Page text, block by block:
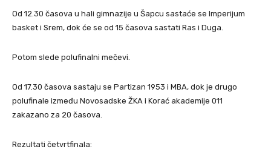
Od 12.30 časova u hali gimnazije u Šapcu sastaće se Imperijum
basket i Srem, dok će se od 15 časova sastati Ras i Duga.
Potom slede polufinalni mečevi.
Od 17.30 časova sastaju se Partizan 1953 i MBA, dok je drugo
polufinale između Novosadske ŽKA i Korać akademije 011
zakazano za 20 časova.
Rezultati četvrtfinala: